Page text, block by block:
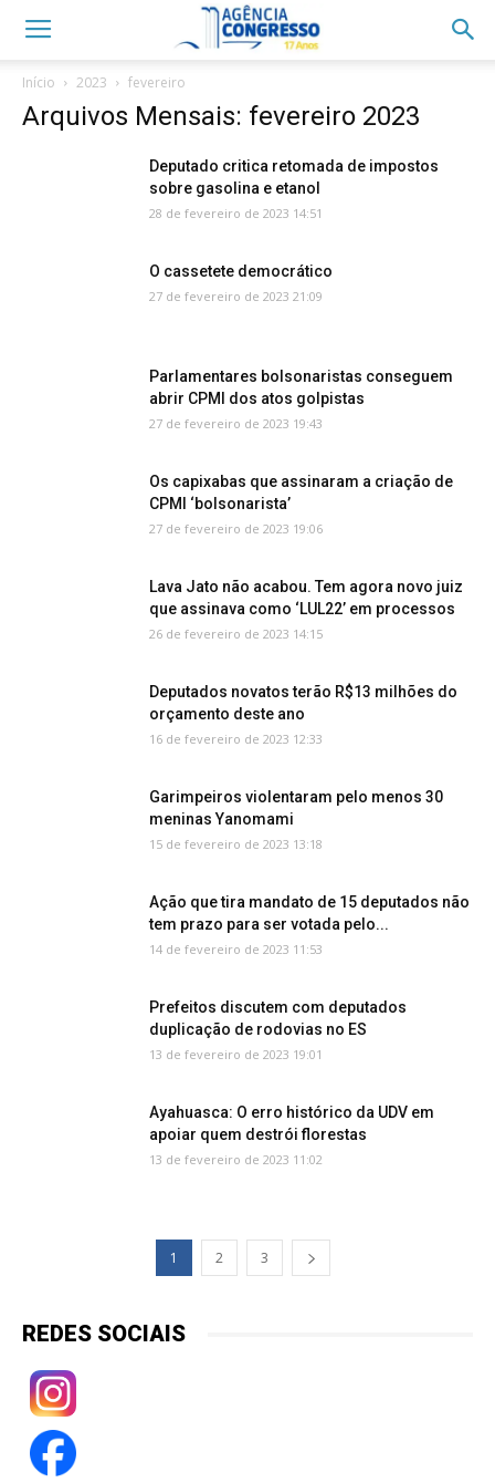
Início 2023 fevereiro
Arquivos Mensais: fevereiro 2023
Deputado critica retomada de impostos
sobre gasolina e etanol
28 de fevereiro de 2023 14:51
O cassetete democrático
27 de fevereiro de 2023 21:09
Parlamentares bolsonaristas conseguem
abrir CPMI dos atos golpistas
27 de fevereiro de 2023 19:43
Os capixabas que assinaram a criação de
CPMI ‘bolsonarista’
27 de fevereiro de 2023 19:06
Lava Jato não acabou. Tem agora novo juiz
que assinava como ‘LUL22’ em processos
26 de fevereiro de 2023 14:15
Deputados novatos terão R$13 milhões do
orçamento deste ano
16 de fevereiro de 2023 12:33
Garimpeiros violentaram pelo menos 30
meninas Yanomami
15 de fevereiro de 2023 13:18
Ação que tira mandato de 15 deputados não
tem prazo para ser votada pelo...
14 de fevereiro de 2023 11:53
Prefeitos discutem com deputados
duplicação de rodovias no ES
13 de fevereiro de 2023 19:01
Ayahuasca: O erro histórico da UDV em
apoiar quem destrói florestas
13 de fevereiro de 2023 11:02
1 2 3
REDES SOCIAIS